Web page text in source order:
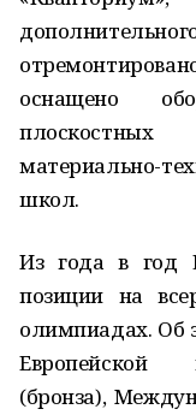
оснащено
материально-
школ.
Из года в год
позиции на
олимпиадах. Об
Европейской
(бронза),